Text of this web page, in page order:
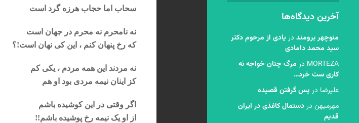
آخرین دیدگاه‌ها
منوچهر برومند در یادی از مرحوم دکتر
سید محمد دامادی
MORTEZA در مرگ چنان خواجه نه
کاری ست خرد…
عليرضا در پس گرفتن قصیده
مهرمیهن دردستمال کاغذی در ایران
قدیم
سحاب اما حجاب هرزه گرد است
نه نامحرم نه محرم در جهان است
که رخ پنهان کنم ، این کی نهان است!؟
نه مردند این همه مردم ، یکی کم
کز اینان نیمه مردی بود او هم
اگر وقتی در این کوشیده باشم
از او یک نیمه رخ پوشیده باشم!!